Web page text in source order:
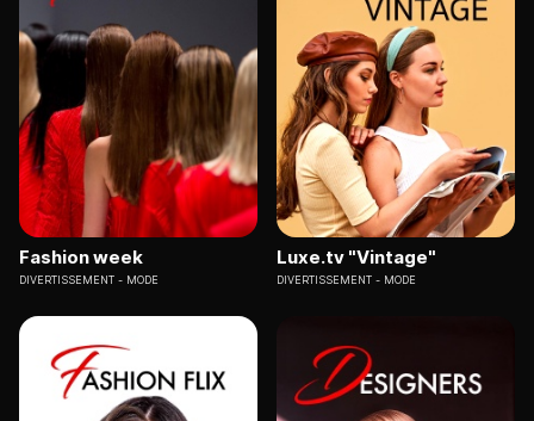
Fashion week
DIVERTISSEMENT MODE
Luxe.tv "Vintage"
DIVERTISSEMENT MODE